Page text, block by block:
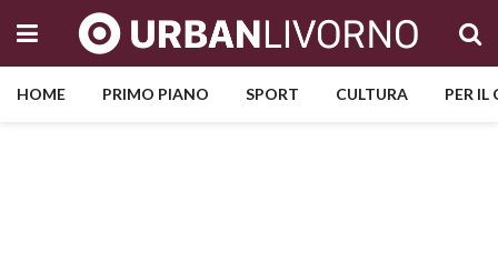
HOME PRIMO PIANO SPORT CULTURA PER